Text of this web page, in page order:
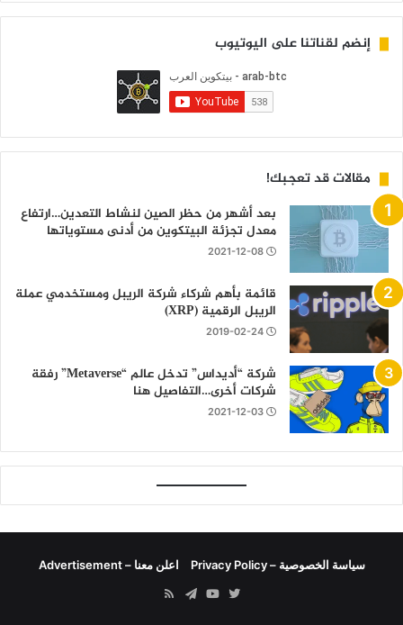
إنضم لقناتنا على اليوتيوب
مقالات قد تعجبك!
بعد أشهر من حظر الصين لنشاط التعدين…ارتفاع
معدل تجزئة البيتكوين من أدنى مستوياتها
2021-12-08
قائمة بأهم شركاء شركة الريبل ومستخدمي عملة
الريبل الرقمية (XRP)
2019-02-24
شركة “أديداس” تدخل عالم “Metaverse” رفقة
شركات أخرى…التفاصيل هنا
2021-12-03
سياسة الخصوصية – Privacy Policy اعلن معنا – Advertisement